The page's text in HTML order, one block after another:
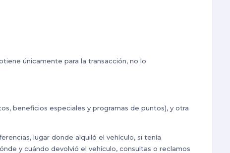
únicamente para la transacción, no lo
beneficios especiales y programas de puntos), y otra
lugar donde alquiló el vehículo, si tenía
y cuándo devolvió el vehículo, consultas o reclamos